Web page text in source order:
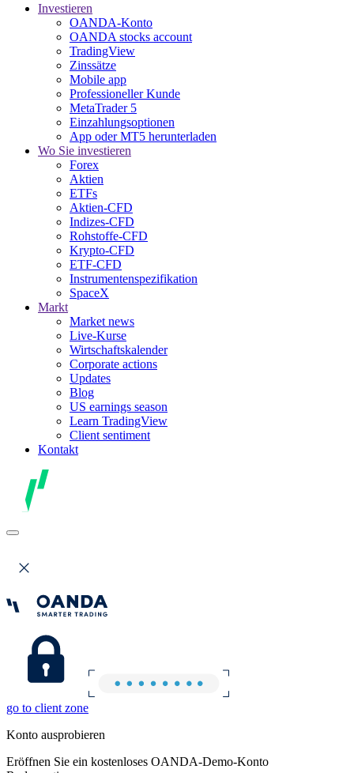
Investieren
OANDA-Konto
OANDA stocks account
TradingView
Zinssätze
Mobile app
Professioneller Kunde
MetaTrader 5
Einzahlungsoptionen
App oder MT5 herunterladen
Wo Sie investieren
Forex
Aktien
ETFs
Aktien-CFD
Indizes-CFD
Rohstoffe-CFD
Krypto-CFD
ETF-CFD
Instrumentenspezifikation
SpaceX
Markt
Market news
Live-Kurse
Wirtschaftskalender
Corporate actions
Updates
Blog
US earnings season
Learn TradingView
Client sentiment
Kontakt
go to client zone
Konto ausprobieren
Eröffnen Sie ein kostenloses OANDA-Demo-Konto